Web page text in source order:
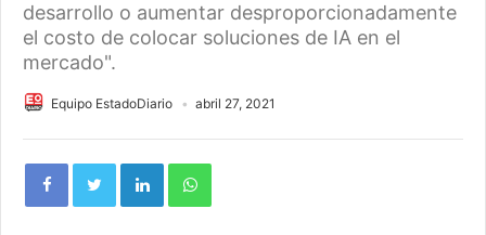
desarrollo o aumentar desproporcionadamente
el costo de colocar soluciones de IA en el
mercado".
Equipo EstadoDiario abril 27, 2021